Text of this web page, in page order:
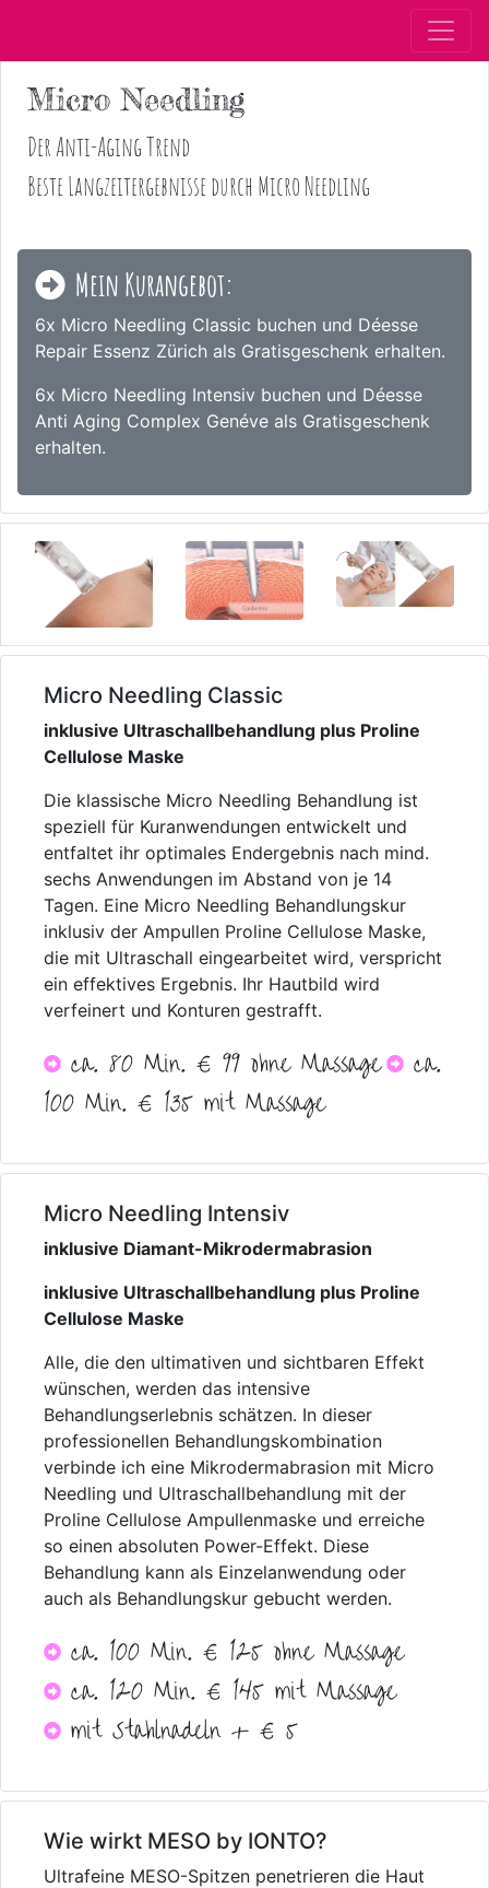
Micro Needling
Der Anti-Aging Trend
Beste Langzeitergebnisse durch Micro Needling
Mein Kurangebot:
6x Micro Needling Classic buchen und Déesse
Repair Essenz Zürich als Gratisgeschenk erhalten.
6x Micro Needling Intensiv buchen und Déesse
Anti Aging Complex Genéve als Gratisgeschenk
erhalten.
Micro Needling Classic
inklusive Ultraschallbehandlung plus Proline
Cellulose Maske
Die klassische Micro Needling Behandlung ist
speziell für Kuranwendungen entwickelt und
entfaltet ihr optimales Endergebnis nach mind.
sechs Anwendungen im Abstand von je 14
Tagen. Eine Micro Needling Behandlungskur
inklusiv der Ampullen Proline Cellulose Maske,
die mit Ultraschall eingearbeitet wird, verspricht
ein effektives Ergebnis. Ihr Hautbild wird
verfeinert und Konturen gestrafft.
ca. 80 Min. € 99 ohne Massage
ca.
100 Min. € 135 mit Massage
Micro Needling Intensiv
inklusive Diamant-Mikrodermabrasion
inklusive Ultraschallbehandlung plus Proline
Cellulose Maske
Alle, die den ultimativen und sichtbaren Effekt
wünschen, werden das intensive
Behandlungserlebnis schätzen. In dieser
professionellen Behandlungskombination
verbinde ich eine Mikrodermabrasion mit Micro
Needling und Ultraschallbehandlung mit der
Proline Cellulose Ampullenmaske und erreiche
so einen absoluten Power-Effekt. Diese
Behandlung kann als Einzelanwendung oder
auch als Behandlungskur gebucht werden.
ca. 100 Min. € 125 ohne Massage
ca. 120 Min. € 145 mit Massage
mit Stahlnadeln + € 5
Wie wirkt MESO by IONTO?
Ultrafeine MESO-Spitzen penetrieren die Haut